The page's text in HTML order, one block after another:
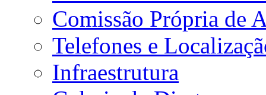
Comissão Própria de
Telefones e
Infraestrutura